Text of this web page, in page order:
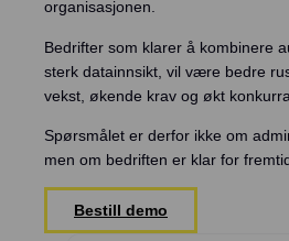
organisasjonen.
Bedrifter som klarer å kombinere
sterk datainnsikt, vil være bedre
vekst, økende krav og økt
Spørsmålet er derfor ikke om
men om bedriften er klar for
Bestill demo